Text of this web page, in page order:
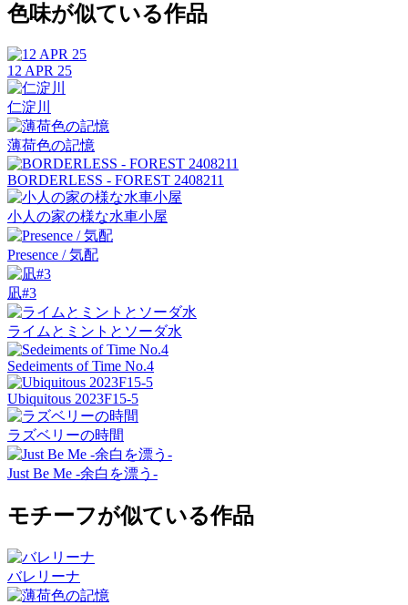
色味が似ている作品
12 APR 25
仁淀川
薄荷色の記憶
BORDERLESS - FOREST 2408211
小人の家の様な水車小屋
Presence / 気配
凪#3
ライムとミントとソーダ水
Sedeiments of Time No.4
Ubiquitous 2023F15-5
ラズベリーの時間
Just Be Me -余白を漂う-
モチーフが似ている作品
バレリーナ